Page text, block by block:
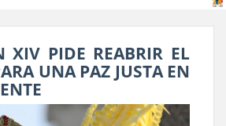
XIV PIDE REABRIR EL
UNA PAZ JUSTA EN